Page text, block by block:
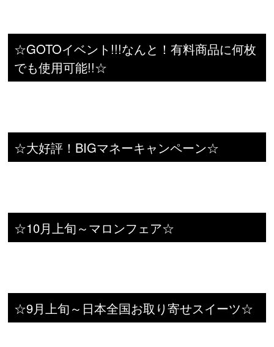
☆GOTOイベント!!!なんと！有料商品に何枚
でも使用可能!!☆
☆大好評！BIGマネーキャンペーン☆
☆10月上旬～マロンフェア☆
☆9月上旬～日本全国お取り寄せスイーツ☆